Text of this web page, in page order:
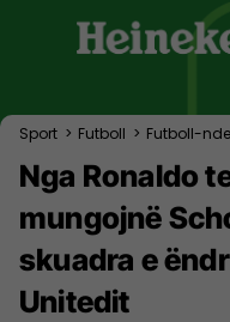
Sport > Futboll > Futboll-
Nga Ronaldo
mungojnë
skuadra e
Unitedit